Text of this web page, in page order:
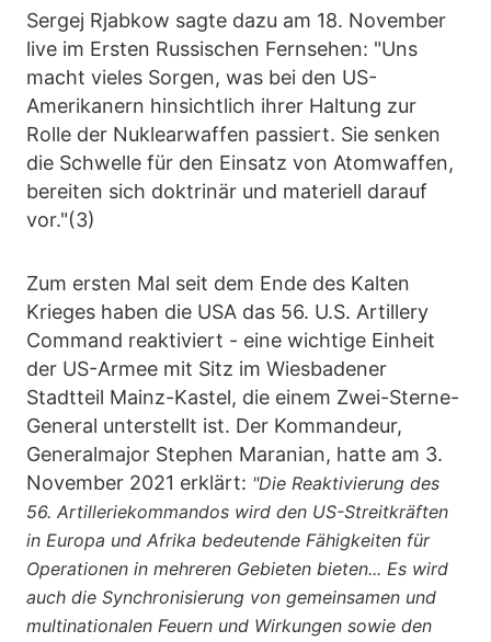
Sergej Rjabkow sagte dazu am 18. November
live im Ersten Russischen Fernsehen: "Uns
macht vieles Sorgen, was bei den US-
Amerikanern hinsichtlich ihrer Haltung zur
Rolle der Nuklearwaffen passiert. Sie senken
die Schwelle für den Einsatz von Atomwaffen,
bereiten sich doktrinär und materiell darauf
vor."(3)
Zum ersten Mal seit dem Ende des Kalten
Krieges haben die USA das 56. U.S. Artillery
Command reaktiviert - eine wichtige Einheit
der US-Armee mit Sitz im Wiesbadener
Stadtteil Mainz-Kastel, die einem Zwei-Sterne-
General unterstellt ist. Der Kommandeur,
Generalmajor Stephen Maranian, hatte am 3.
November 2021 erklärt: "Die Reaktivierung des
56. Artilleriekommandos wird den US-Streitkräften
in Europa und Afrika bedeutende Fähigkeiten für
Operationen in mehreren Gebieten bieten... Es wird
auch die Synchronisierung von gemeinsamen und
multinationalen Feuern und Wirkungen sowie den